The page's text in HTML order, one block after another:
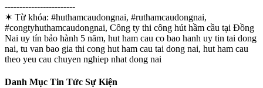
------------------------
✶ Từ khóa: #huthamcaudongnai, #ruthamcaudongnai,
#congtyhuthamcaudongnai, Công ty thi công hút hầm cầu tại Đồng
Nai uy tín bảo hành 5 năm, hut ham cau co bao hanh uy tin tai dong
nai, tu van bao gia thi cong hut ham cau tai dong nai, hut ham cau
theo yeu cau chuyen nghiep nhat dong nai
Danh Mục Tin Tức Sự Kiện